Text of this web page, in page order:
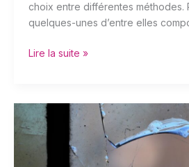
choix entre différentes méthodes.
quelques-unes d’entre elles
Lire la suite »
Comment
déclarer